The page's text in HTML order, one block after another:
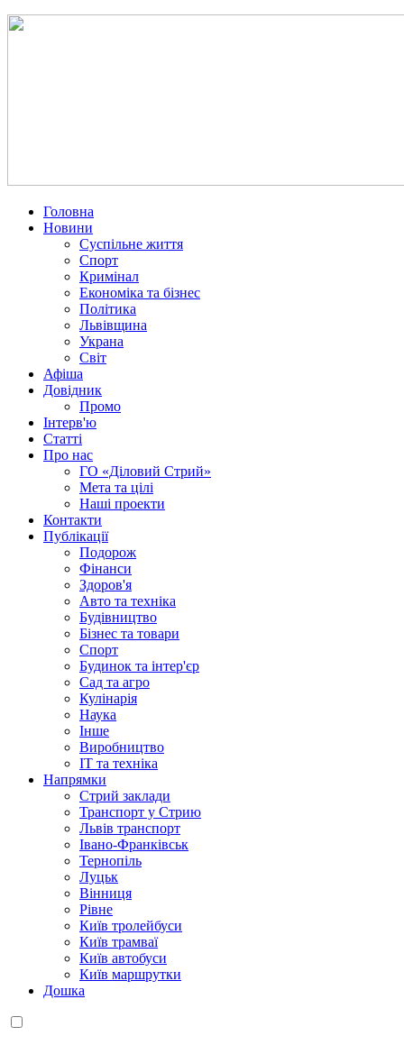
Головна
Новини
Суспільне життя
Спорт
Кримінал
Економіка та бізнес
Політика
Львівщина
Украна
Світ
Афіша
Довідник
Промо
Інтерв'ю
Статті
Про нас
ГО «Діловий Стрий»
Мета та цілі
Наші проекти
Контакти
Публікації
Подорож
Фінанси
Здоров'я
Авто та техніка
Будівництво
Бізнес та товари
Спорт
Будинок та інтер'єр
Сад та агро
Кулінарія
Наука
Інше
Виробництво
IT та техніка
Напрямки
Стрий заклади
Транспорт у Стрию
Львів транспорт
Івано-Франківськ
Тернопіль
Луцьк
Вінниця
Рівне
Київ тролейбуси
Київ трамваї
Київ автобуси
Київ маршрутки
Дошка